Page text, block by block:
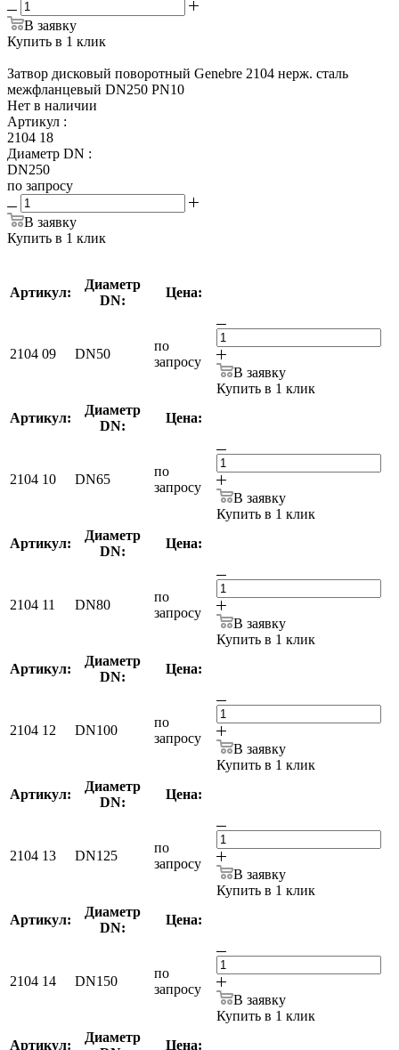
В заявку
Купить в 1 клик
Затвор дисковый поворотный Genebre 2104 нерж. сталь
межфланцевый DN250 PN10
Нет в наличии
Артикул :
2104 18
Диаметр DN :
DN250
по запросу
В заявку
Купить в 1 клик
Артикул:
Диаметр
DN:
Цена:
2104 09 DN50
по
запросу
В заявку
Купить в 1 клик
Артикул:
Диаметр
DN:
Цена:
2104 10 DN65
по
запросу
В заявку
Купить в 1 клик
Артикул:
Диаметр
DN:
Цена:
2104 11 DN80
по
запросу
В заявку
Купить в 1 клик
Артикул:
Диаметр
DN:
Цена:
2104 12 DN100
по
запросу
В заявку
Купить в 1 клик
Артикул:
Диаметр
DN:
Цена:
2104 13 DN125
по
запросу
В заявку
Купить в 1 клик
Артикул:
Диаметр
DN:
Цена:
2104 14 DN150
по
запросу
В заявку
Купить в 1 клик
Артикул:
Диаметр
Цена: